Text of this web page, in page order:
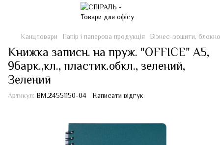
Канцтовари Папір і паперова продукція Бізнес-зошити,
Книжка записн. на пруж. "OFFICE" А5,
96арк.,кл., пластик.обкл., зелений,
Зелений
Артикул: BM.24551150-04 Написати відгук